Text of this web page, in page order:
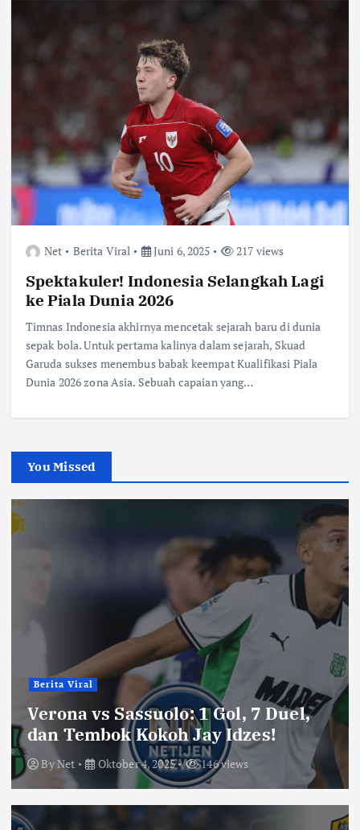
Net Berita Viral Juni 6, 2025 217 views
Spektakuler! Indonesia Selangkah Lagi
ke Piala Dunia 2026
Timnas Indonesia akhirnya mencetak sejarah baru di dunia
sepak bola. Untuk pertama kalinya dalam sejarah, Skuad
Garuda sukses menembus babak keempat Kualifikasi Piala
Dunia 2026 zona Asia. Sebuah capaian yang…
You Missed
Berita Viral
Verona vs Sassuolo: 1 Gol, 7 Duel,
dan Tembok Kokoh Jay Idzes!
ByNet Oktober 4, 2025 146 views